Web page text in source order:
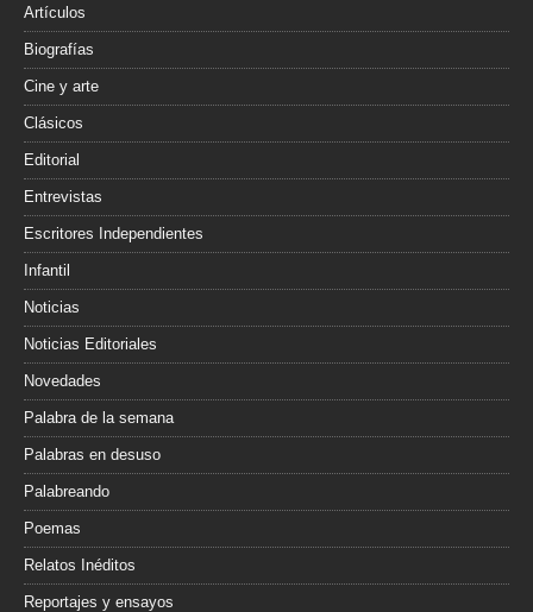
Artículos
Biografías
Cine y arte
Clásicos
Editorial
Entrevistas
Escritores Independientes
Infantil
Noticias
Noticias Editoriales
Novedades
Palabra de la semana
Palabras en desuso
Palabreando
Poemas
Relatos Inéditos
Reportajes y ensayos